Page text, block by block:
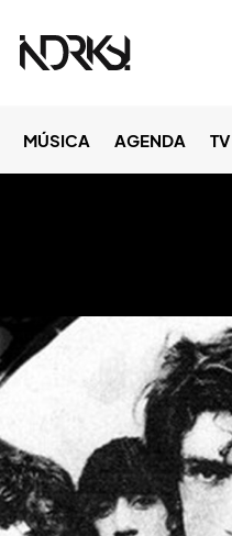
MÚSICA AGENDA TV